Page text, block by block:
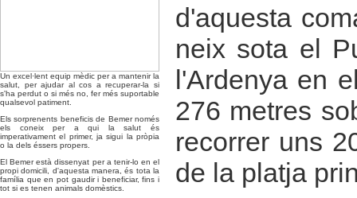
Un excel·lent equip mèdic per a mantenir la
salut, per ajudar al cos a recuperar-la si
s'ha perdut o si més no, fer més suportable
qualsevol patiment.
Els sorprenents beneficis de Bemer només
els coneix per a qui la salut és
imperativament el primer, ja sigui la pròpia
o la dels éssers propers.
El Bemer està dissenyat per a tenir-lo en el
propi domicili, d'aquesta manera, és tota la
família que en pot gaudir i beneficiar, fins i
tot si es tenen animals domèstics.
d'aquesta
neix sota el
l'Ardenya en
276 metres
recorrer uns
de la platja